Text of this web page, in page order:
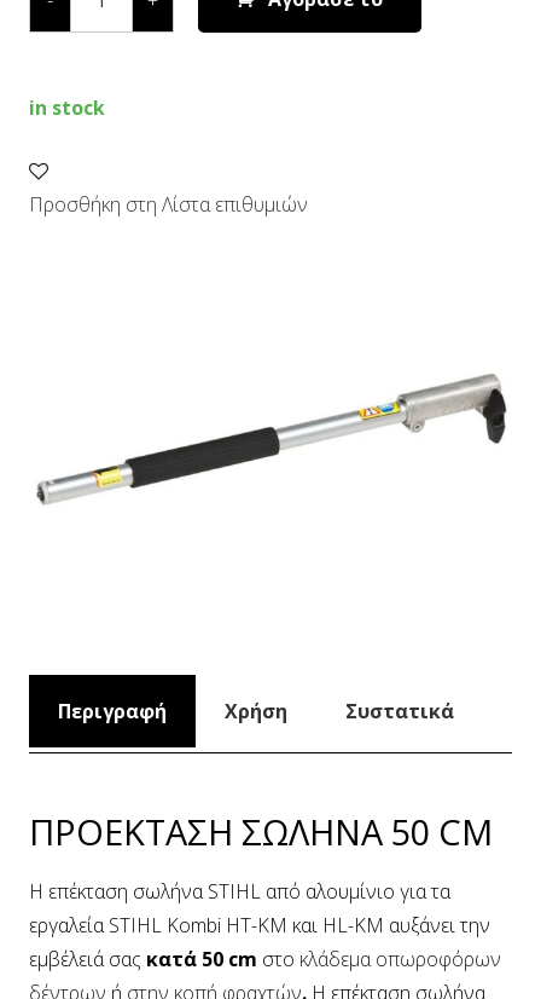
CM
in stock
Προσθήκη στη Λίστα επιθυμιών
Περιγραφή Χρήση Συστατικά
ΠΡΟΕΚΤΑΣΗ ΣΩΛΗΝΑ 50 CM
Η επέκταση σωλήνα STIHL από αλουμίνιο για τα
εργαλεία STIHL Kombi HT-KM και HL-KM αυξάνει την
εμβέλειά σας κατά 50 cm στο κλάδεμα οπωροφόρων
δέντρων ή στην κοπή φραχτών. Η επέκταση σωλήνα